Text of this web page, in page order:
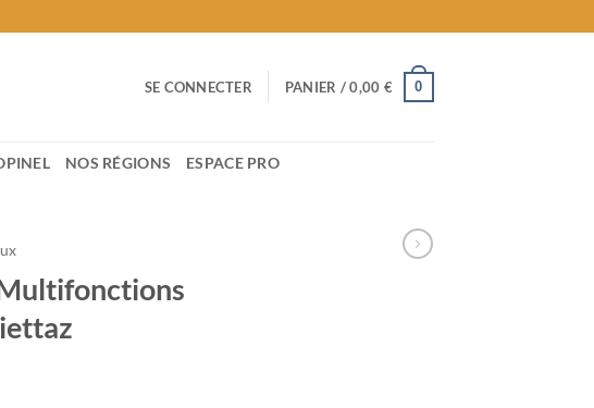
SE CONNECTER PANIER /0,00 € 0
NOS RÉGIONS ESPACE PRO